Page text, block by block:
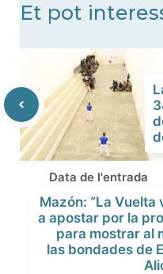
Et pot
Data de l'entrada
Mazón: “La Vuelta
a apostar por la
para mostrar al
las bondades de